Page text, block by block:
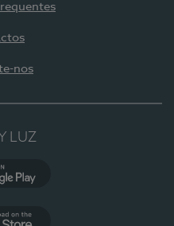
nos
LUZ